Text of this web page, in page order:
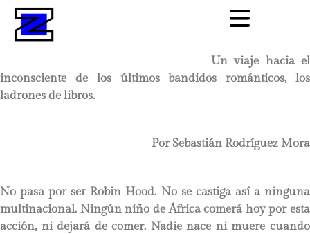
Un viaje hacia el
inconsciente de los últimos bandidos románticos, los
ladrones de libros.
Por Sebastián Rodríguez Mora
No pasa por ser Robin Hood. No se castiga así a ninguna
multinacional. Ningún niño de África comerá hoy por esta
acción, ni dejará de comer. Nadie nace ni muere cuando